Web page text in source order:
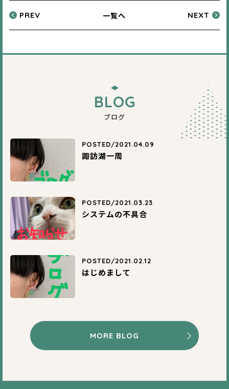
PREV 一覧へ NEXT
BLOG
ブログ
POSTED/2021.04.09
諏訪湖一周
POSTED/2021.03.23
システムの不具合
POSTED/2021.02.12
はじめまして
MORE BLOG